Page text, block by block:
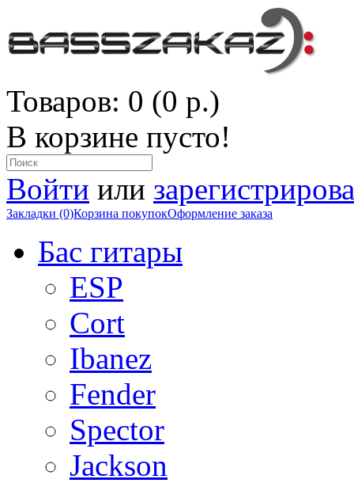
Товаров: 0 (0 р.)
В корзине пусто!
Войти или
Закладки (0)Корзина покупокОформление заказа
Бас гитары
ESP
Cort
Ibanez
Fender
Spector
Jackson